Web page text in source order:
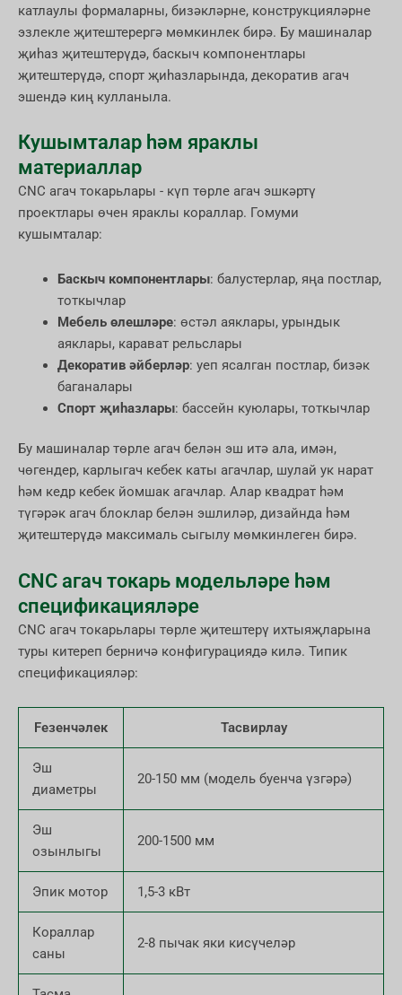
катлаулы формаларны, бизәкләрне, конструкцияләрне
эзлекле җитештерергә мөмкинлек бирә. Бу машиналар
җиһаз җитештерүдә, баскыч компонентлары
җитештерүдә, спорт җиһазларында, декоратив агач
эшендә киң кулланыла.
Кушымталар һәм яраклы
материаллар
CNC агач токарьлары - күп төрле агач эшкәртү
проектлары өчен яраклы кораллар. Гомуми
кушымталар:
Баскыч компонентлары: балустерлар, яңа постлар,
тоткычлар
Мебель өлешләре: өстәл аяклары, урындык
аяклары, карават рельслары
Декоратив әйберләр: уеп ясалган постлар, бизәк
баганалары
Спорт җиһазлары: бассейн куюлары, тоткычлар
Бу машиналар төрле агач белән эш итә ала, имән,
чөгендер, карлыгач кебек каты агачлар, шулай ук нарат
һәм кедр кебек йомшак агачлар. Алар квадрат һәм
түгәрәк агач блоклар белән эшлиләр, дизайнда һәм
җитештерүдә максималь сыгылу мөмкинлеген бирә.
CNC агач токарь модельләре һәм
спецификацияләре
CNC агач токарьлары төрле җитештерү ихтыяҗларына
туры китереп берничә конфигурациядә килә. Типик
спецификацияләр:
Feзенчәлек Тасвирлау
Эш
диаметры
20-150 мм (модель буенча үзгәрә)
Эш
озынлыгы
200-1500 мм
Эпик мотор 1,5-3 кВт
Кораллар
саны
2-8 пычак яки кисүчеләр